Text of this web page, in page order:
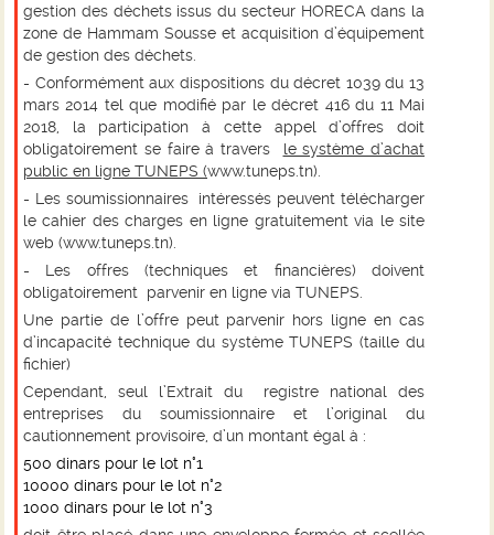
gestion des déchets issus du secteur HORECA dans la
zone de Hammam Sousse et acquisition d’équipement
de gestion des déchets
- Conformément aux dispositions dudécret 1039 du 13
mars 2014 tel que modifié par ledécret 416 du 11 Mai
2018 , la participation à cette appel d’offres doit
obligatoirement se faire à travers le système d’achat
public en ligne TUNEPS (www.tuneps.tn).
- Les soumissionnaires intéressés peuvent télécharger
le cahier des charges en ligne gratuitement via le site
web (www.tuneps.tn).
- Les offres (techniques et financières) doivent
obligatoirement parvenir en ligne via TUNEPS.
Une partie de l’offre peut parvenir hors ligne en cas
d’incapacité technique du système TUNEPS (taille du
fichier)
Cependant, seul l’Extrait du registre national des
entreprises du soumissionnaire et l’original
du
cautionnement provisoire d’un montant égal à :
500 dinars pour le lot n°1
10000 dinars pour le lot n°2
1000 dinars pour le lot n°3